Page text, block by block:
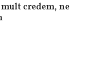
credem, ne